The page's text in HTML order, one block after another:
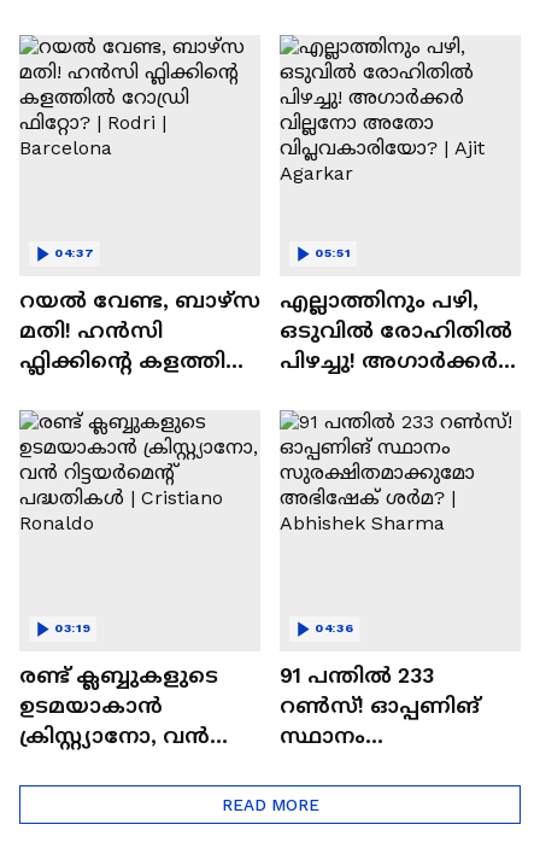
റയല്‍ വേണ്ട, ബാഴ്‌സ
മതി! ഹൻസി
ഫ്ലിക്കിന്റെ കളത്തില്‍
Rodri | Barcelona
04:37
എല്ലാത്തിനും പഴി,
ഒടുവില്‍ രോഹിതില്‍
പിഴച്ചു! അഗാര്‍ക്കർ
വിപ്ലവകാരിയോ? |
Ajit Agarkar
05:51
രണ്ട്‌ ക്ലബ്ബുകളുടെ
ഉടമയാകാന്‍
ക്രിസ്റ്റ്യാനോ, വന്‍
പദ്ധതികള്‍ | Cristiano
Ronaldo
03:19
91 പന്തില്‍ 233
റണ്‍സ്! ഓപ്പണിങ്
സ്ഥാനം
അഭിഷേക് ശർമ? |
Abhishek Sharma
04:36
READ MORE